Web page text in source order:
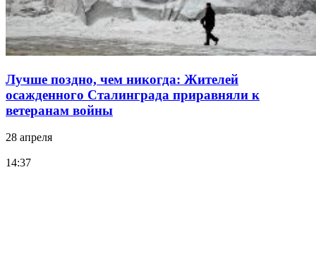
Лучше поздно, чем никогда: Жителей
осажденного Сталинграда приравняли к
ветеранам войны
28 апреля
14:37